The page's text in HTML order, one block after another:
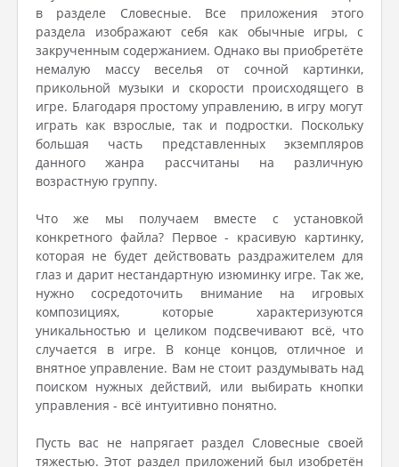
в разделе Словесные. Все приложения этого
раздела изображают себя как обычные игры, с
закрученным содержанием. Однако вы приобретёте
немалую массу веселья от сочной картинки,
прикольной музыки и скорости происходящего в
игре. Благодаря простому управлению, в игру могут
играть как взрослые, так и подростки. Поскольку
большая часть представленных экземпляров
данного жанра рассчитаны на различную
возрастную группу.
Что же мы получаем вместе с установкой
конкретного файла? Первое - красивую картинку,
которая не будет действовать раздражителем для
глаз и дарит нестандартную изюминку игре. Так же,
нужно сосредоточить внимание на игровых
композициях, которые характеризуются
уникальностью и целиком подсвечивают всё, что
случается в игре. В конце концов, отличное и
внятное управление. Вам не стоит раздумывать над
поиском нужных действий, или выбирать кнопки
управления - всё интуитивно понятно.
Пусть вас не напрягает раздел Словесные своей
тяжестью. Этот раздел приложений был изобретён